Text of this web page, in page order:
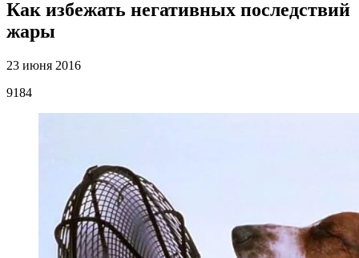
Как избежать негативных последствий
жары
23 июня 2016
9184